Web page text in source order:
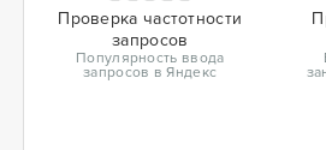
Проверка частотности
запросов
Популярность ввода
запросов в Яндекс